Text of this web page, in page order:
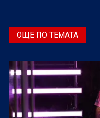
ОЩЕ ПО ТЕМАТА